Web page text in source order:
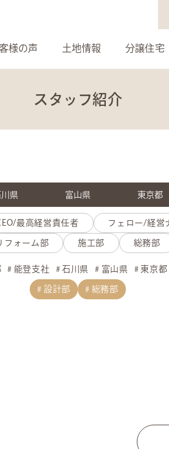
様の声 土地情報 分譲住宅
スタッフ紹介
県 富山県 東京都
最高経営責任者 フェロー/経営
フォーム部 施工部 総務部
能登支社 石川県 富山県 東京都
設計部 総務部